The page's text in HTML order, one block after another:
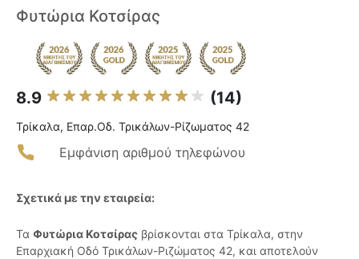
Φυτώρια Κοτσίρας
8.9 (14)
Τρίκαλα, Επαρ.Οδ. Τρικάλων-Ρίζωματος 42
Εμφάνιση αριθμού τηλεφώνου
Σχετικά με την εταιρεία:
Τα Φυτώρια Κοτσίρας βρίσκονται στα Τρίκαλα, στην
Επαρχιακή Οδό Τρικάλων-Ριζώματος 42, και αποτελούν